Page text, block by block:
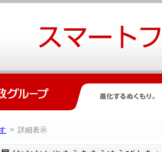
> 詳細表示